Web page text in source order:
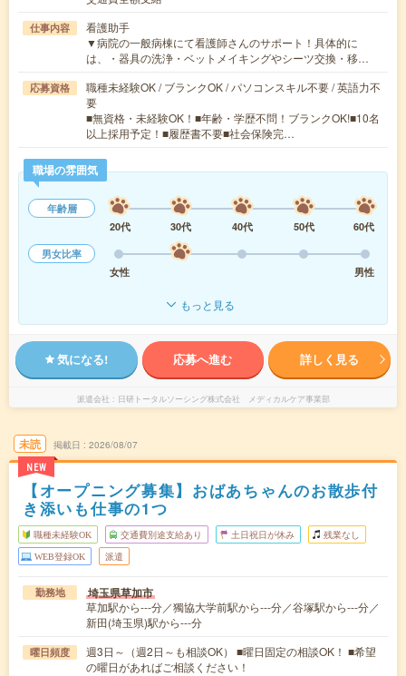
仕事内容
看護助手
▼病院の一般病棟にて看護師さんのサポート！具体的に
は、・器具の洗浄・ベットメイキングやシーツ交換・移…
応募資格
職種未経験OK / ブランクOK / パソコンスキル不要 / 英語力不
要
■無資格・未経験OK！■年齢・学歴不問！ブランクOK!■10名
以上採用予定！■履歴書不要■社会保険完…
職場の雰囲気
年齢層
20代
30代 40代 50代
60代
男女比率
女性
男性
もっと見る
気になる! 応募へ進む 詳しく見る
派遣会社 日研トータルソーシング株式会社 メディカルケア事業部
未読
NEW
掲載日 2026/08/07
【オープニング募集】おばあちゃんのお散歩付
き添いも仕事の1つ
職種未経験OK 交通費別途支給あり 土日祝日が休み 残業なし
WEB登録OK 派遣
勤務地 埼玉県草加市
草加駅から---分／獨協大学前駅から---分／谷塚駅から---分／
新田(埼玉県)駅から---分
曜日頻度
週3日～（週2日～も相談OK） ■曜日固定の相談OK！ ■希望
の曜日があればご相談ください！